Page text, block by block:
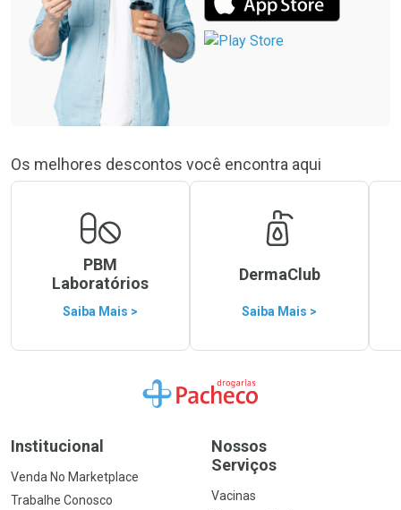
Os melhores descontos você encontra aqui
PBM
Laboratórios
Saiba Mais >
DermaClub
Saiba Mais >
Ir para a Home
Institucional
Venda No Marketplace
Trabalhe Conosco
Nossos
Serviços
Vacinas